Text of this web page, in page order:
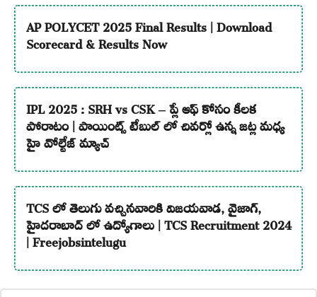
AP POLYCET 2025 Final Results | Download
Scorecard & Results Now
IPL 2025 : SRH vs CSK – ప్లే ఆఫ్ కోసం కీలక
పోరాటం | పాయింట్స్ టేబుల్ లో చివర్లో ఉన్న జట్ల మధ్య
హై వోల్టేజ్ మ్యాచ్
TCS లో తెలుగు వచ్చినవారికి విజయవాడ, వైజాగ్,
హైదరాబాద్ లో ఉద్యోగాలు | TCS Recruitment 2024
| Freejobsintelugu